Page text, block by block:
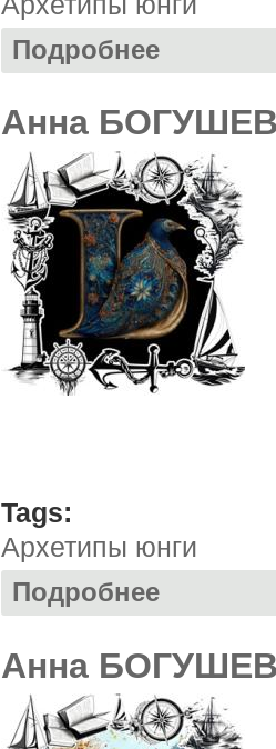
Подробнее
Анна
Tags:
Архетипы юнги
Подробнее
Анна